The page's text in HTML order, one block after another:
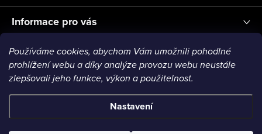
Používáme cookies, abychom Vám umožnili pohodlné
prohlížení webu a díky analýze provozu webu neustále
zlepšovali jeho funkce, výkon a použitelnost.
Nastavení
Informace pro vás
Blog